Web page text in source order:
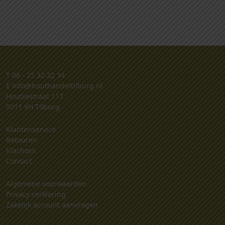
T 06 - 25 32 32 34
E info@houthandeltilburg.nl
Houtsestraat 117
5011 XH Tilburg
Klantenservice
Retouren
Klachten
Contact
Algemene voorwaarden
Privacy verklaring
Zakelijk account aanvragen